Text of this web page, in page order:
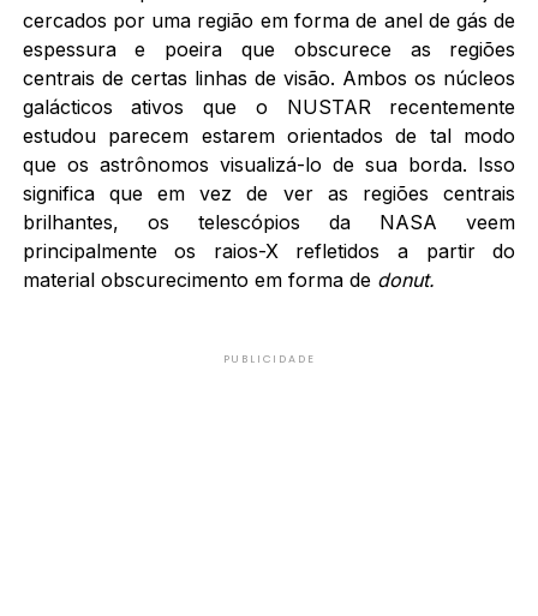
cercados por uma região em forma de anel de gás de
espessura e poeira que obscurece as regiões
centrais de certas linhas de visão. Ambos os núcleos
galácticos ativos que o NUSTAR recentemente
estudou parecem estarem orientados de tal modo
que os astrônomos visualizá-lo de sua borda. Isso
significa que em vez de ver as regiões centrais
brilhantes, os telescópios da NASA veem
principalmente os raios-X refletidos a partir do
material obscurecimento em forma de donut.
PUBLICIDADE